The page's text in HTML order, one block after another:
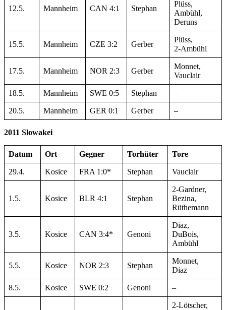
12.5. Mannheim CAN 4:1 Stephan
Plüss,
Ambühl,
Deruns
15.5. Mannheim CZE 3:2 Gerber
Plüss,
2-Ambühl
17.5. Mannheim NOR 2:3 Gerber
Monnet,
Vauclair
18.5. Mannheim SWE 0:5 Stephan –
20.5. Mannheim GER 0:1 Gerber –
2011 Slowakei
Datum Ort Gegner Torhüter Tore
29.4. Kosice FRA 1:0* Stephan Vauclair
1.5. Kosice BLR 4:1 Stephan
2-Gardner,
Bezina,
Rüthemann
3.5. Kosice CAN 3:4* Genoni
Diaz,
DuBois,
Ambühl
5.5. Kosice NOR 2:3 Stephan
Monnet,
Diaz
8.5. Kosice SWE 0:2 Genoni –
2-Lötscher,